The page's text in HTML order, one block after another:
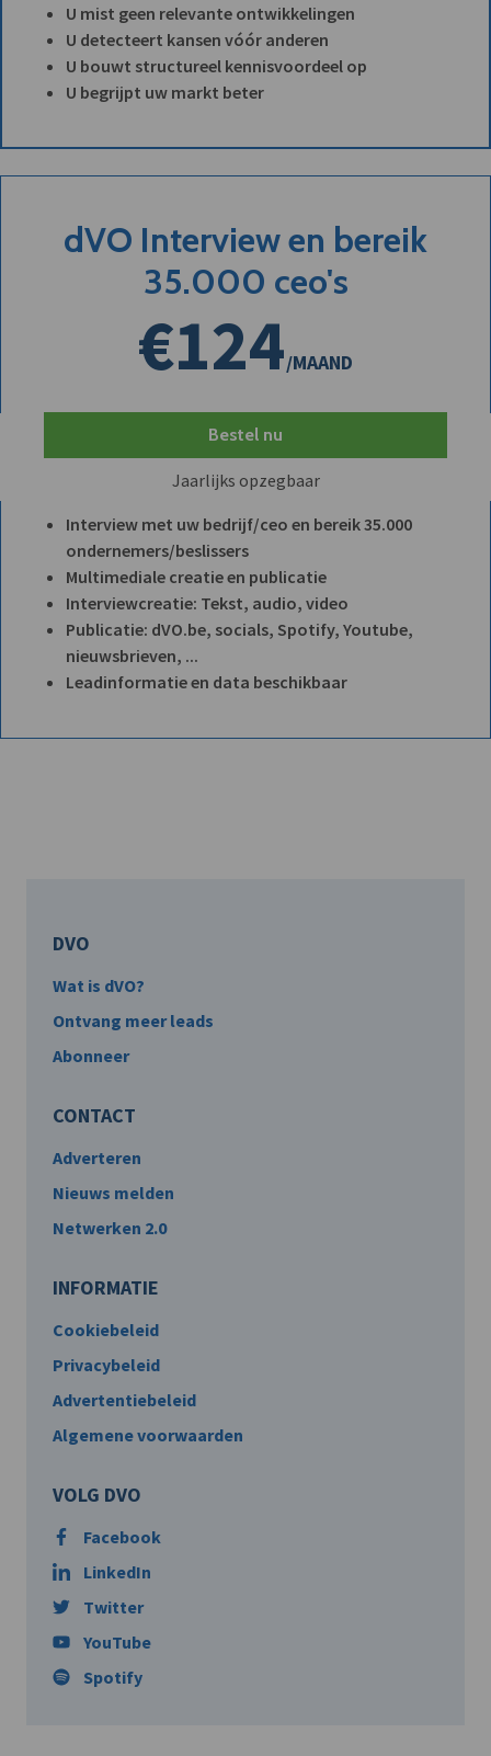
U mist geen relevante ontwikkelingen
U detecteert kansen vóór anderen
U bouwt structureel kennisvoordeel op
U begrijpt uw markt beter
dVO Interview en bereik
35.000 ceo's
€124/MAAND
Bestel nu
Jaarlijks opzegbaar
Interview met uw bedrijf/ceo en bereik 35.000
ondernemers/beslissers
Multimediale creatie en publicatie
Interviewcreatie: Tekst, audio, video
Publicatie: dVO.be, socials, Spotify, Youtube,
nieuwsbrieven, ...
Leadinformatie en data beschikbaar
DVO
Wat is dVO?
Ontvang meer leads
Abonneer
CONTACT
Adverteren
Nieuws melden
Netwerken 2.0
INFORMATIE
Cookiebeleid
Privacybeleid
Advertentiebeleid
Algemene voorwaarden
VOLG DVO
Facebook
LinkedIn
Twitter
YouTube
Spotify